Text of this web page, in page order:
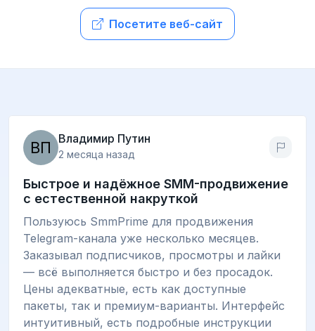
Посетите веб-сайт
Владимир Путин
2 месяца назад
Быстрое и надёжное SMM-продвижение
с естественной накруткой
Пользуюсь SmmPrime для продвижения
Telegram-канала уже несколько месяцев.
Заказывал подписчиков, просмотры и лайки
— всё выполняется быстро и без просадок.
Цены адекватные, есть как доступные
пакеты, так и премиум-варианты. Интерфейс
интуитивный, есть подробные инструкции